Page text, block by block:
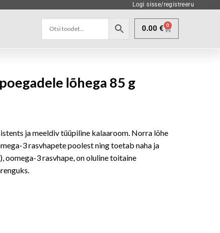
Logi sisse/registreeru
0.00 € 0
lõhega 85 g
ja meeldiv tüüpiline kalaaroom. Norra lõhe
3 rasvhapete poolest ning toetab naha ja
oomega-3 rasvhape, on oluline toitaine